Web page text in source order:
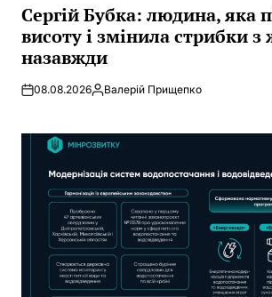
IN
Сергій Бубка: людина, яка
висоту і змінила стрибки
назавжди
08.08.2026Posted
Валерій Прищепко